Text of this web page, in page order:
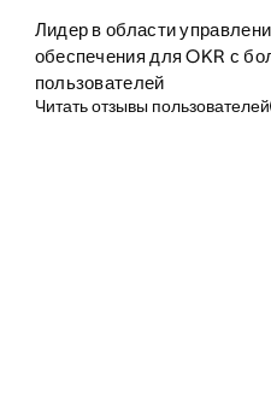
Лидер в области
обеспечения для OKR с
пользователей
Читать отзывы пользователей